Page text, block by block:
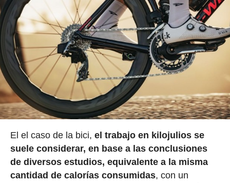
El el caso de la bici, el trabajo en kilojulios se
suele considerar, en base a las conclusiones
de diversos estudios, equivalente a la misma
cantidad de calorías consumidas, con un